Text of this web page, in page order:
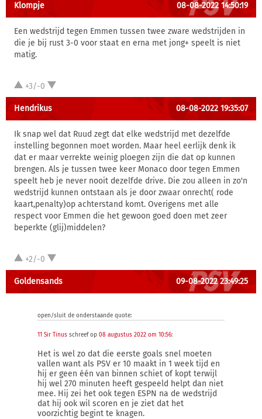
Klompje 08-08-2022 14:50:19
Een wedstrijd tegen Emmen tussen twee zware wedstrijden in
die je bij rust 3-0 voor staat en erna met jong+ speelt is niet
matig.
+3/-0
Hendrikus 08-08-2022 19:35:07
Ik snap wel dat Ruud zegt dat elke wedstrijd met dezelfde
instelling begonnen moet worden. Maar heel eerlijk denk ik
dat er maar verrekte weinig ploegen zijn die dat op kunnen
brengen. Als je tussen twee keer Monaco door tegen Emmen
speelt heb je never nooit dezelfde drive. Die zou alleen in zo'n
wedstrijd kunnen ontstaan als je door zwaar onrecht( rode
kaart,penalty)op achterstand komt. Overigens met alle
respect voor Emmen die het gewoon goed doen met zeer
beperkte (glij)middelen?
+2/-0
Goldensands 09-08-2022 23:49:25
open/sluit de onderstaande quote:
11 Sir Tinus schreef op 08 augustus 2022 om 10:56:
Het is wel zo dat die eerste goals snel moeten
vallen want als PSV er 10 maakt in 1 week tijd en
hij er geen één van binnen schiet of kopt terwijl
hij wel 270 minuten heeft gespeeld helpt dan niet
mee. Hij zei het ook tegen ESPN na de wedstrijd
dat hij ook wil scoren en je ziet dat het
voorzichtig begint te knagen.